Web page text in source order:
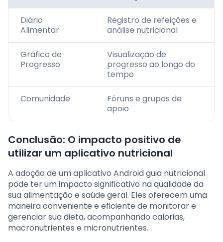
Diário
Alimentar
Registro de refeições e
análise nutricional
Gráfico de
Progresso
Visualização de
progresso ao longo do
tempo
Comunidade
Fóruns e grupos de
apoio
Conclusão: O impacto positivo de
utilizar um aplicativo nutricional
A adoção de um aplicativo Android guia nutricional
pode ter um impacto significativo na qualidade da
sua alimentação e saúde geral. Eles oferecem uma
maneira conveniente e eficiente de monitorar e
gerenciar sua dieta, acompanhando calorias,
macronutrientes e micronutrientes.